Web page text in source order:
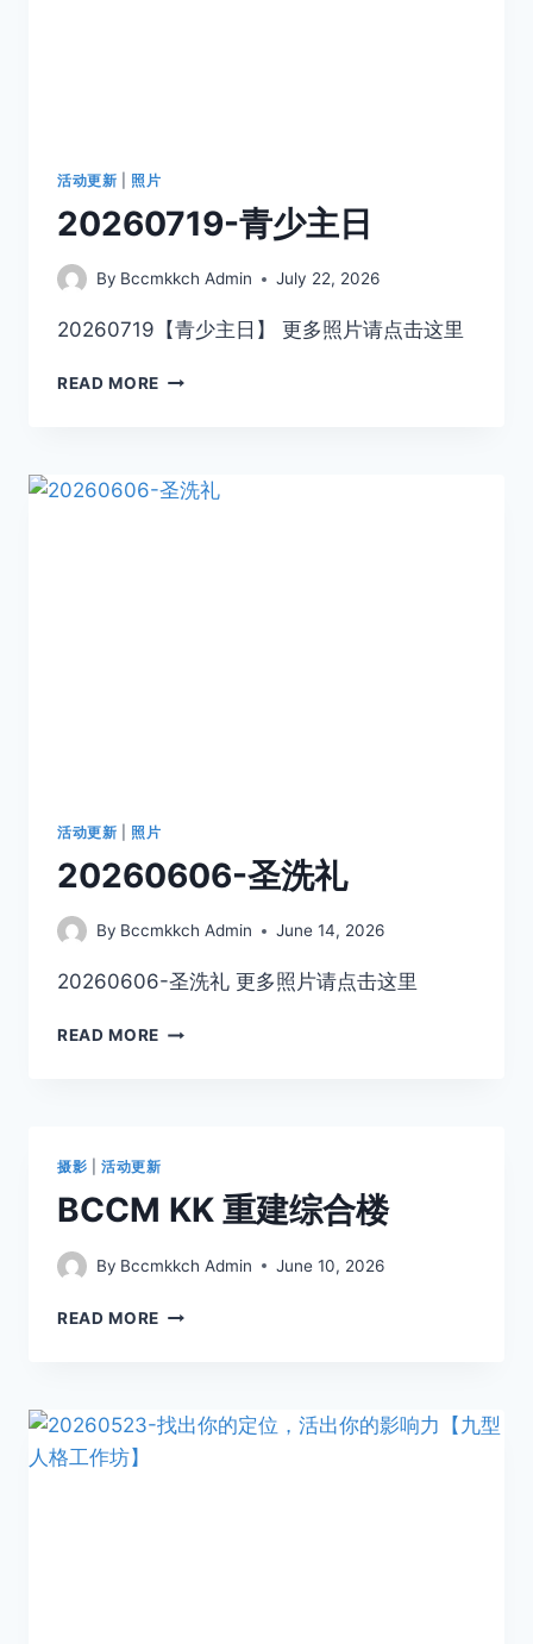
活动更新 照片
20260719-青少主日
By Bccmkkch Admin July 22, 2026
20260719【青少主日】 更多照片请点击这里
READ MORE
活动更新 照片
20260606-圣洗礼
By Bccmkkch Admin June 14, 2026
20260606-圣洗礼 更多照片请点击这里
READ MORE
摄影 活动更新
BCCM KK 重建综合楼
By Bccmkkch Admin June 10, 2026
READ MORE